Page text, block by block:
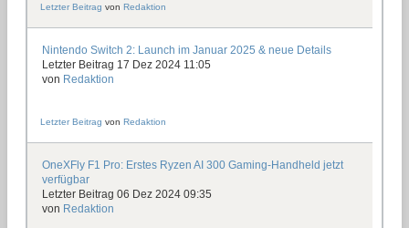
Letzter Beitrag vonRedaktion
Nintendo Switch 2: Launch im Januar 2025 & neue Details
Letzter Beitrag 17 Dez 2024 11:05
von Redaktion
Letzter Beitrag vonRedaktion
OneXFly F1 Pro: Erstes Ryzen AI 300 Gaming-Handheld jetzt
verfügbar
Letzter Beitrag 06 Dez 2024 09:35
von Redaktion